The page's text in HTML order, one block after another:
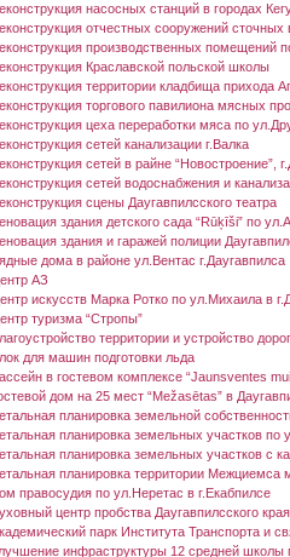
насосных станций в городах
отчестных сооружений сточных
производственных помещений
Краславской польской школы
территории кладбища прихода
торгового павилиона мясных
цеха переработки мяса по
сетей канализации г.Валка
сетей в райне “Новостроение”,
сетей водоснабжения и
сцены Даугавпилсского театра
здания детского сада “Rūķīši” по
здания и гаражей полиции
дома в районе ул.Вентас г.Даугавпилса
АЗ
искусств Марка Ротко по ул.Михаила в
туризма “Стропы”
территории и устройство
для машин подготовки льда
в гостевом комплексе “Jaunsventes
дом на 25 мест “Mežasētas” в
планировка земельной
планировка земельных участков по
планировка земельных участков с
планировка территории Межциемса
правосудия по ул.Неретас в г.Екабпилсе
центр пробства Даугавпилсского
парк Института Транспорта и
инфраструктуры 12 средней